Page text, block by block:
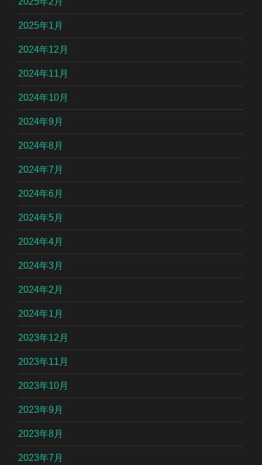
2025年1月
2024年12月
2024年11月
2024年10月
2024年9月
2024年8月
2024年7月
2024年6月
2024年5月
2024年4月
2024年3月
2024年2月
2024年1月
2023年12月
2023年11月
2023年10月
2023年9月
2023年8月
2023年7月